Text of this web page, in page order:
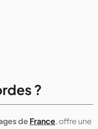
?
deFrance, offre une